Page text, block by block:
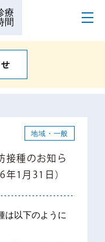
療
間
地域・一般
接種のお知ら
年1月31日）
は以下のように